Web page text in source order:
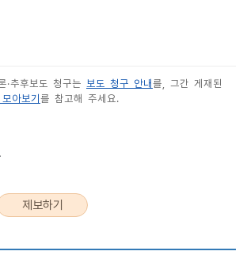
·추후보도 청구는 보도 청구 안내를, 그간 게재된
아보기를 참고해 주세요.
제보하기